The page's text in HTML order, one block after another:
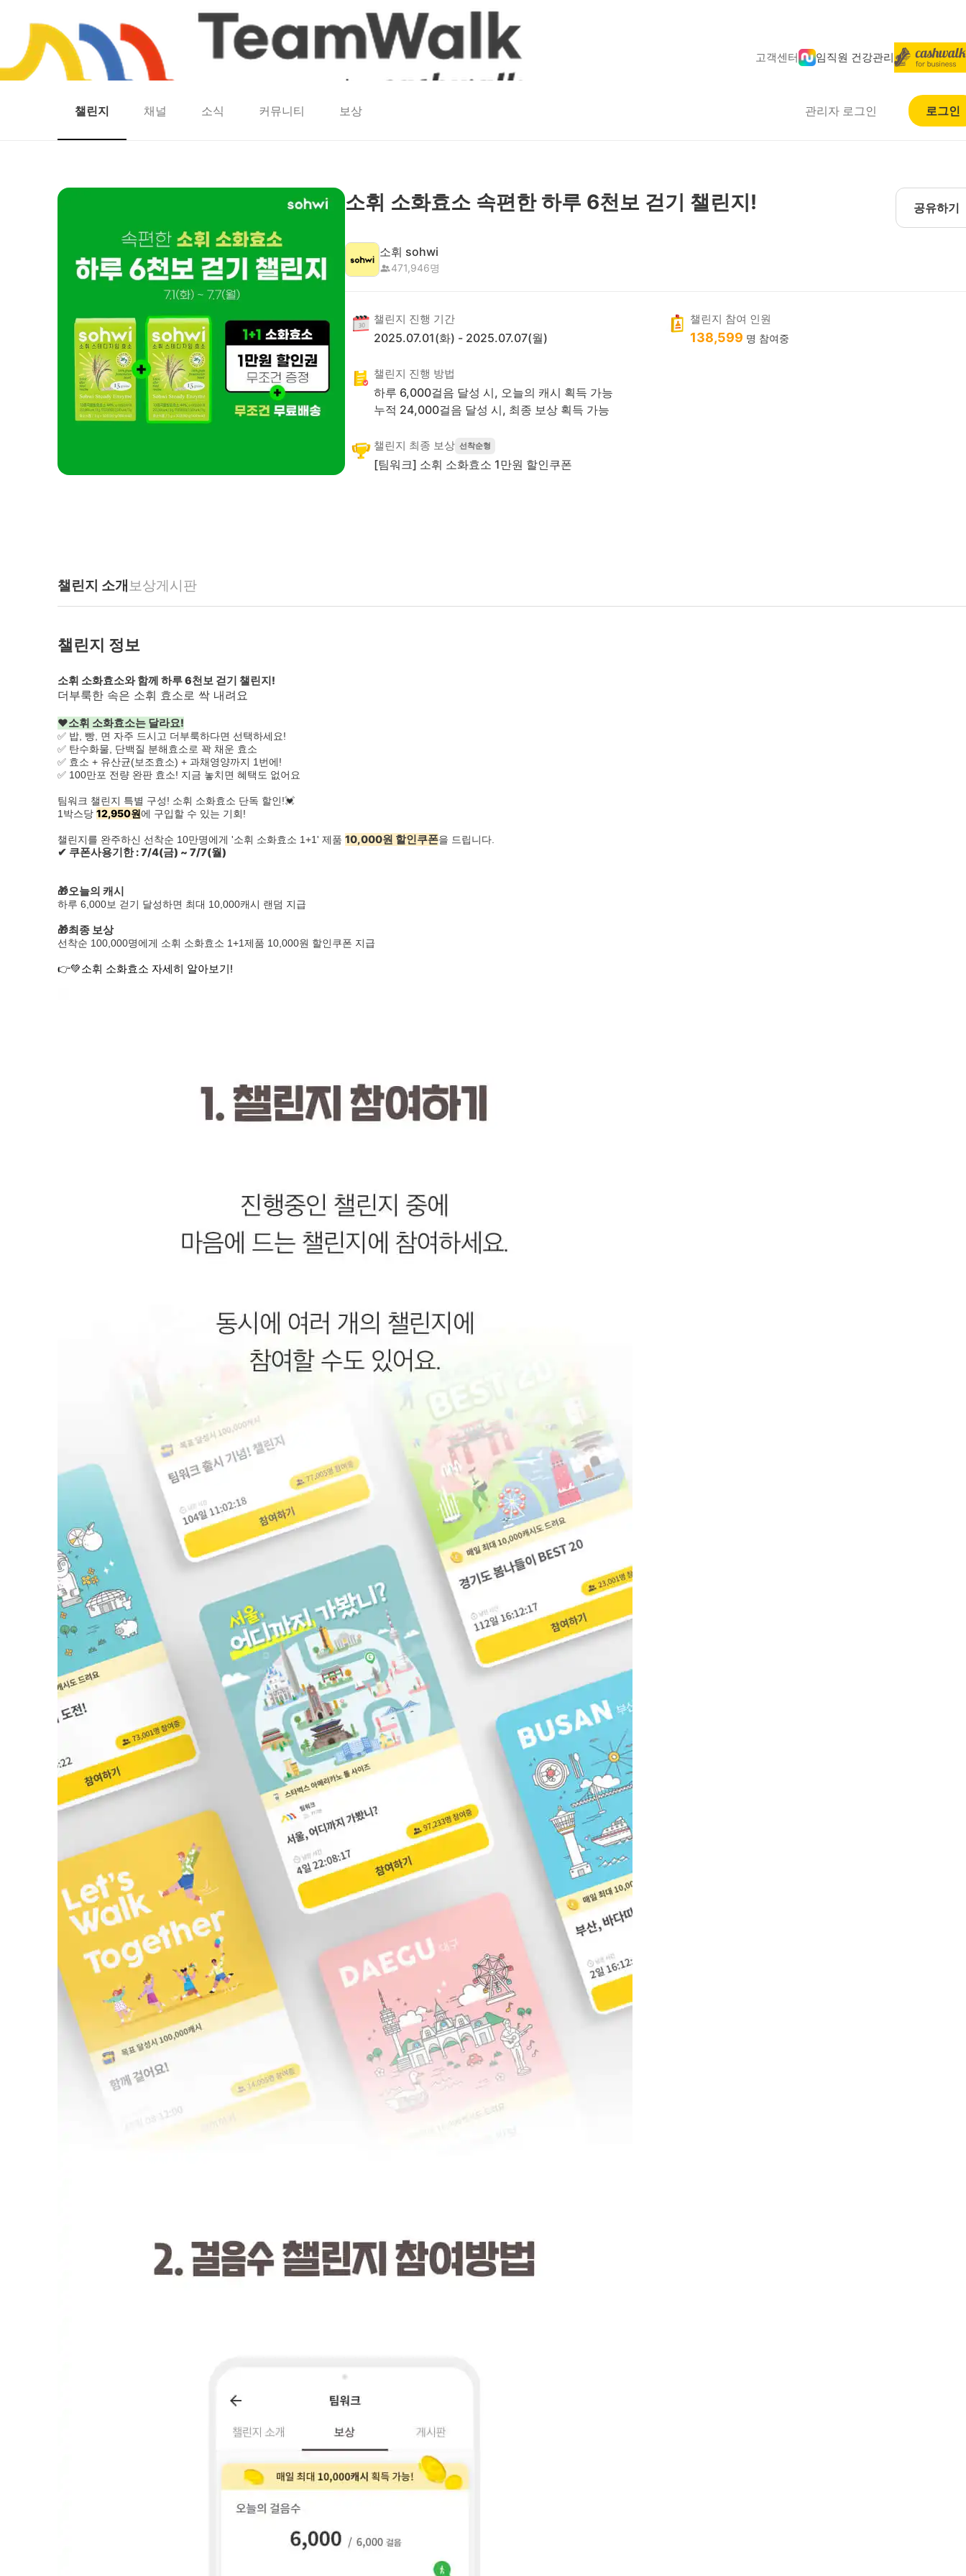
고객센터 임직원 건강관리
런마일 모두의챌린지 캐시로또 캐시딜
챌린지 채널 소식 커뮤니티 보상 관리자 로그인 로그인
소휘 소화효소 속편한 하루 6천보 걷기 챌린지! 공유하기
소휘 sohwi
471,946명
챌린지 진행 기간
2025.07.01(화) - 2025.07.07(월)
챌린지 참여 인원
138,599 명 참여중
챌린지 진행 방법
하루 6,000걸음 달성 시, 오늘의 캐시 획득 가능
누적 24,000걸음 달성 시, 최종 보상 획득 가능
챌린지 최종 보상 선착순형
[팀워크] 소휘 소화효소 1만원 할인쿠폰
챌린지 소개 보상게시판
챌린지 정보
소휘 소화효소와 함께 하루 6천보 걷기 챌린지!
더부룩한 속은 소휘 효소로 싹 내려요
❤소휘 소화효소는 달라요!
✅ 밥, 빵, 면 자주 드시고 더부룩하다면 선택하세요!
✅ 탄수화물, 단백질 분해효소로 꽉 채운 효소
✅ 효소 + 유산균(보조효소) + 과채영양까지 1번에!
✅ 100만포 전량 완판 효소! 지금 놓치면 혜택도 없어요
팀워크 챌린지 특별 구성! 소휘 소화효소 단독 할인!💓
1박스당 12,950원에 구입할 수 있는 기회!
챌린지를 완주하신 선착순 10만명에게 '소휘 소화효소 1+1' 제품 10,000원 할인쿠폰을 드립니다.
✔ 쿠폰사용기한 : 7/4(금) ~ 7/7(월)
🎁오늘의 캐시
하루 6,000보 걷기 달성하면 최대 10,000캐시 랜덤 지급
🎁최종 보상
선착순 100,000명에게 소휘 소화효소 1+1제품 10,000원 할인쿠폰 지급
👉💚소휘 소화효소 자세히 알아보기!